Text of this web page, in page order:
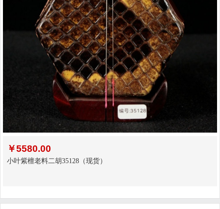
￥5580.00
小叶紫檀老料二胡35128（现货）